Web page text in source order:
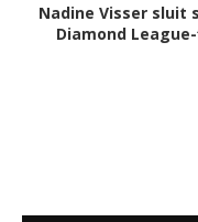
Nadine Visser sluit
Diamond